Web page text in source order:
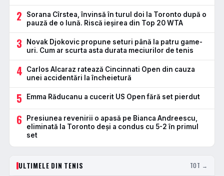
2
Sorana Cîrstea, învinsă în turul doi la Toronto după o
pauză de o lună. Riscă ieșirea din Top 20 WTA
3
Novak Djokovic propune seturi până la patru game-
uri. Cum ar scurta asta durata meciurilor de tenis
4
Carlos Alcaraz ratează Cincinnati Open din cauza
unei accidentări la încheietură
5 Emma Răducanu a cucerit US Open fără set pierdut
6
Presiunea revenirii o apasă pe Bianca Andreescu,
eliminată la Toronto deși a condus cu 5-2 în primul
set
ULTIMELE DIN TENIS TOT →